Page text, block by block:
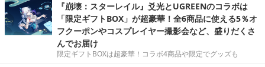
『崩壊：スターレイル』爻光とUGREENのコラボは
「限定ギフトBOX」が超豪華！全6商品に使える5％オ
フクーポンやコスプレイヤー撮影会など、盛りだくさ
んでお届け
限定ギフトBOXは超豪華！コラボ4商品や限定でグッズも